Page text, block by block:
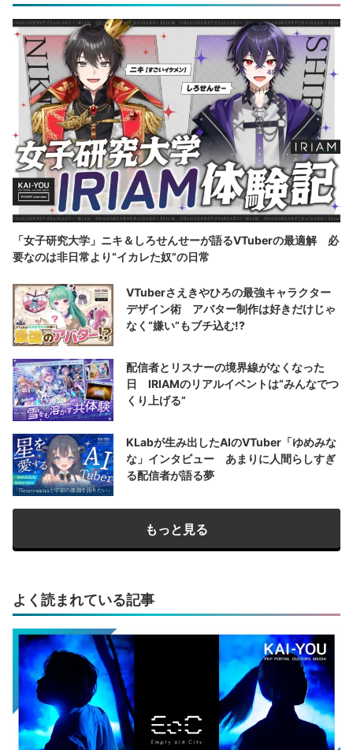
「女子研究大学」ニキ＆しろせんせーが語るVTuberの最適解 必
要なのは非日常より“イカレた奴”の日常
VTuberさえきやひろの最強キャラクター
デザイン術 アバター制作は好きだけじゃ
なく“嫌い”もブチ込む!?
配信者とリスナーの境界線がなくなった
日 IRIAMのリアルイベントは“みんなでつ
くり上げる”
KLabが生み出したAIのVTuber「ゆめみな
な」インタビュー あまりに人間らしすぎ
る配信者が語る夢
もっと見る
よく読まれている記事